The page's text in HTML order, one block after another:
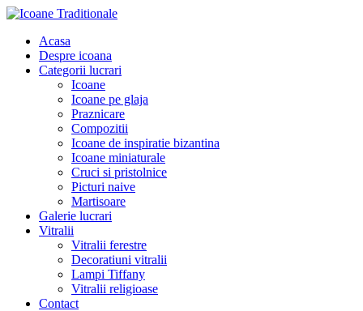
Acasa
Despre icoana
Categorii lucrari
Icoane
Icoane pe glaja
Praznicare
Compozitii
Icoane de inspiratie bizantina
Icoane miniaturale
Cruci si pristolnice
Picturi naive
Martisoare
Galerie lucrari
Vitralii
Vitralii ferestre
Decoratiuni vitralii
Lampi Tiffany
Vitralii religioase
Contact